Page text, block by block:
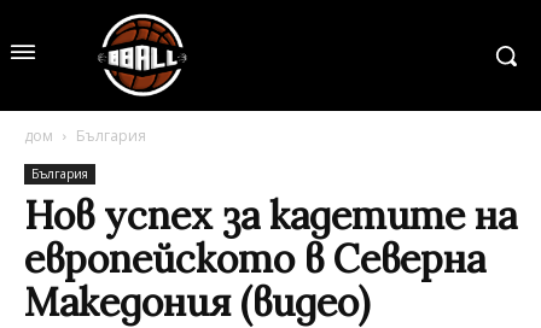
дом България
България
Нов успех за кадетите на
европейското в Северна
Македония (видео)